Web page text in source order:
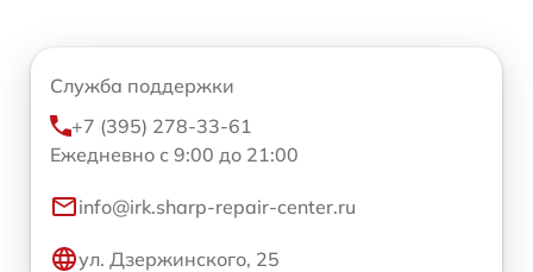
Служба поддержки
+7 (395) 278-33-61
Ежедневно с 9:00 до 21:00
info@irk.sharp-repair-center.ru
ул. Дзержинского, 25